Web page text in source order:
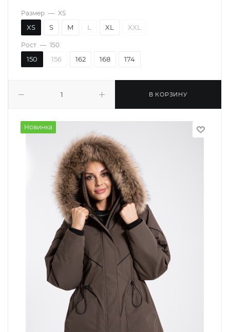
В КОРЗИНУ
Размер — XS
XS S M L XL XXL
Рост — 150
150 156 162 168 174
Новинка